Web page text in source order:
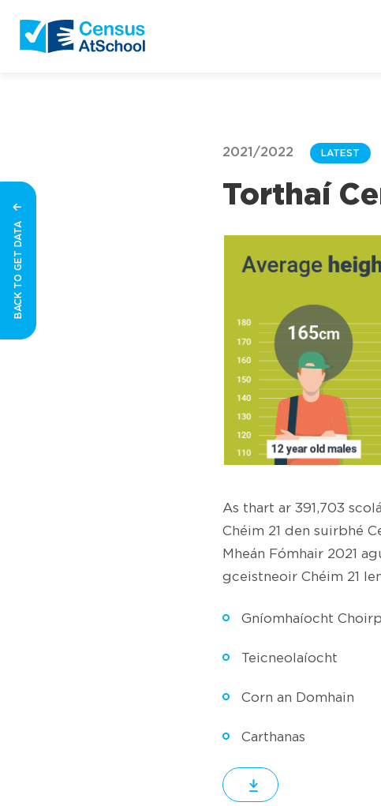
BACK TO GET DATA
2021/2022 LATEST
Torthaí
As thart ar 391,703
Chéim 21 den suirbhé
Mheán Fómhair 2021
gceistneoir Chéim 21
Gníomhaíocht
Teicneolaíocht
Corn an Domhain
Carthanas